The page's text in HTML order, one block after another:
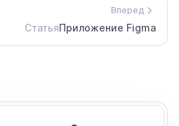
Вперед
СтатьяПриложение Figma